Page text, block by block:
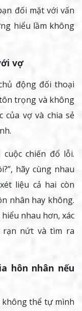
đối mặt với vấn
hiểu lầm không
vợ
động đối thoại
trọng và không
của vợ và chia sẻ
chiến đổ lỗi.
hãy cùng nhau
liệu cả hai còn
nhân hay không.
nhau hơn, xác
rạn nứt và tìm ra
hôn nhân nếu
không thể tự mình